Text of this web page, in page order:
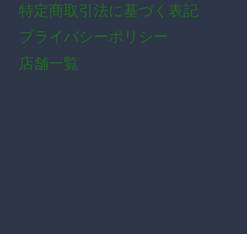
特定商取引法に基づく表記
プライバシーポリシー
店舗一覧